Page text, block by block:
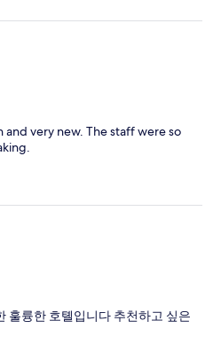
very new. The staff were so
훌륭한 호톌입니다 추천하고 싶은